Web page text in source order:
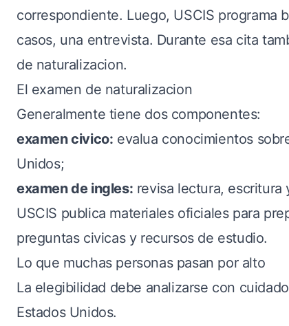
correspondiente. Luego, USCIS programa
casos, una entrevista. Durante esa cita
de naturalizacion.
El examen de naturalizacion
Generalmente tiene dos componentes:
examen civico: evalua conocimientos
Unidos;
examen de ingles: revisa lectura, escritura
USCIS publica materiales oficiales para
preguntas civicas y recursos de estudio.
Lo que muchas personas pasan por alto
La elegibilidad debe analizarse con
Estados Unidos.